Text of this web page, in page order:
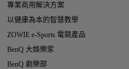
專業商用解決方案
以健康為本的智慧教學
ZOWIE e-Sports 電競產品
BenQ 大娛樂家
BenQ 劇樂部